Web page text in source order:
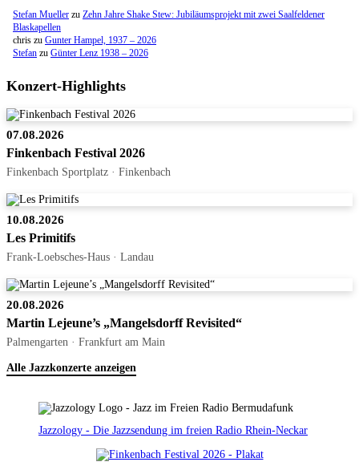
Stefan Mueller zu Zehn Jahre Shake Stew: Jubiläumsprojekt mit zwei Saalfeldener
Blaskapellen
chris zu Gunter Hampel, 1937 – 2026
Stefan zu Günter Lenz 1938 – 2026
Konzert-Highlights
07.08.2026
Finkenbach Festival 2026
Finkenbach Sportplatz · Finkenbach
10.08.2026
Les Primitifs
Frank-Loebsches-Haus · Landau
20.08.2026
Martin Lejeune’s „Mangelsdorff Revisited“
Palmengarten · Frankfurt am Main
Alle Jazzkonzerte anzeigen
Jazzology - Die Jazzsendung im freien Radio Rhein-Neckar